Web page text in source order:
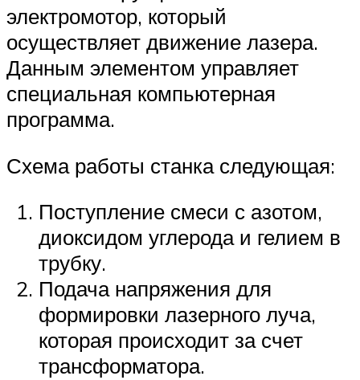
электромотор, который
осуществляет движение лазера.
Данным элементом управляет
специальная компьютерная
программа.
Схема работы станка следующая:
Поступление смеси с азотом,
диоксидом углерода и гелием в
трубку.
Подача напряжения для
формировки лазерного луча,
которая происходит за счет
трансформатора.